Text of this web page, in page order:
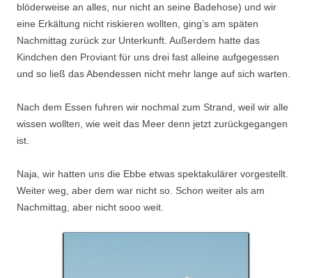
blöderweise an alles, nur nicht an seine Badehose) und wir
eine Erkältung nicht riskieren wollten, ging’s am späten
Nachmittag zurück zur Unterkunft. Außerdem hatte das
Kindchen den Proviant für uns drei fast alleine aufgegessen
und so ließ das Abendessen nicht mehr lange auf sich warten.
Nach dem Essen fuhren wir nochmal zum Strand, weil wir alle
wissen wollten, wie weit das Meer denn jetzt zurückgegangen
ist.
Naja, wir hatten uns die Ebbe etwas spektakulärer vorgestellt.
Weiter weg, aber dem war nicht so. Schon weiter als am
Nachmittag, aber nicht sooo weit.